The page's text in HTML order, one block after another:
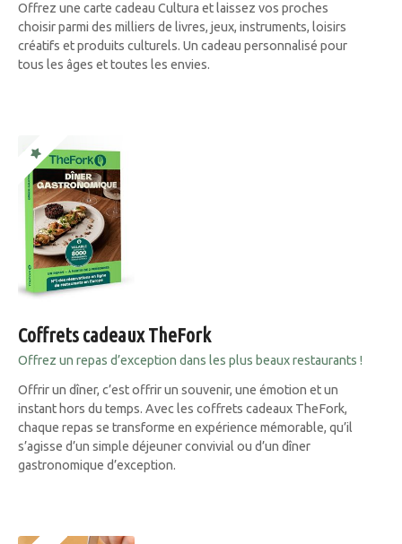
Offrez une carte cadeau Cultura et laissez vos proches
choisir parmi des milliers de livres, jeux, instruments, loisirs
créatifs et produits culturels. Un cadeau personnalisé pour
tous les âges et toutes les envies.
Coffrets cadeaux TheFork
Offrez un repas d’exception dans les plus beaux restaurants !
Offrir un dîner, c’est offrir un souvenir, une émotion et un
instant hors du temps. Avec les coffrets cadeaux TheFork,
chaque repas se transforme en expérience mémorable, qu’il
s’agisse d’un simple déjeuner convivial ou d’un dîner
gastronomique d’exception.